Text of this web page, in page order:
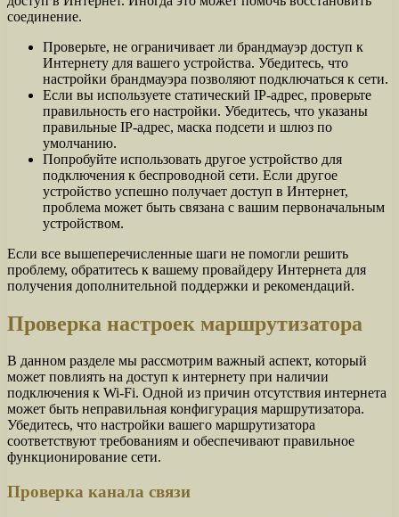
соединение.
Проверьте, не ограничивает ли брандмауэр доступ к
Интернету для вашего устройства. Убедитесь, что
настройки брандмауэра позволяют подключаться к сети.
Если вы используете статический IP-адрес, проверьте
правильность его настройки. Убедитесь, что указаны
правильные IP-адрес, маска подсети и шлюз по
умолчанию.
Попробуйте использовать другое устройство для
подключения к беспроводной сети. Если другое
устройство успешно получает доступ в Интернет,
проблема может быть связана с вашим первоначальным
устройством.
Если все вышеперечисленные шаги не помогли решить
проблему, обратитесь к вашему провайдеру Интернета для
получения дополнительной поддержки и рекомендаций.
Проверка настроек маршрутизатора
В данном разделе мы рассмотрим важный аспект, который
может повлиять на доступ к интернету при наличии
подключения к Wi-Fi. Одной из причин отсутствия интернета
может быть неправильная конфигурация маршрутизатора.
Убедитесь, что настройки вашего маршрутизатора
соответствуют требованиям и обеспечивают правильное
функционирование сети.
Проверка канала связи